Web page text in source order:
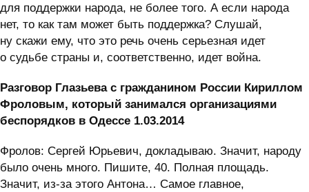
для поддержки народа, не более того. А если народа
нет, то как там может быть поддержка? Слушай,
ну скажи ему, что это речь очень серьезная идет
о судьбе страны и, соответственно, идет война.
Разговор Глазьева с гражданином России Кириллом
Фроловым, который занимался организациями
беспорядков в Одессе 1.03.2014
Фролов: Сергей Юрьевич, докладываю. Значит, народу
было очень много. Пишите, 40. Полная площадь.
Значит, из-за этого Антона… Самое главное,